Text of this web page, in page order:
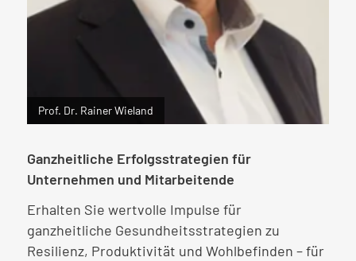
Prof. Dr. Rainer Wieland
Ganzheitliche Erfolgsstrategien für
Unternehmen und Mitarbeitende
Erhalten Sie wertvolle Impulse für
ganzheitliche Gesundheitsstrategien zu
Resilienz, Produktivität und Wohlbefinden – für